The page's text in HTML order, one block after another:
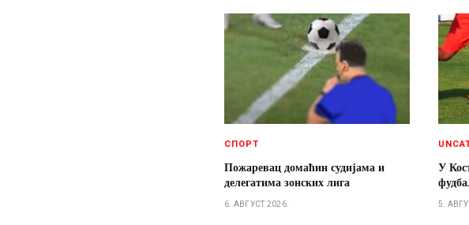
СПОРТ
Пожаревац домаћин судијама и
делегатима зонских лига
6. АВГУСТ 2026.
У
5.